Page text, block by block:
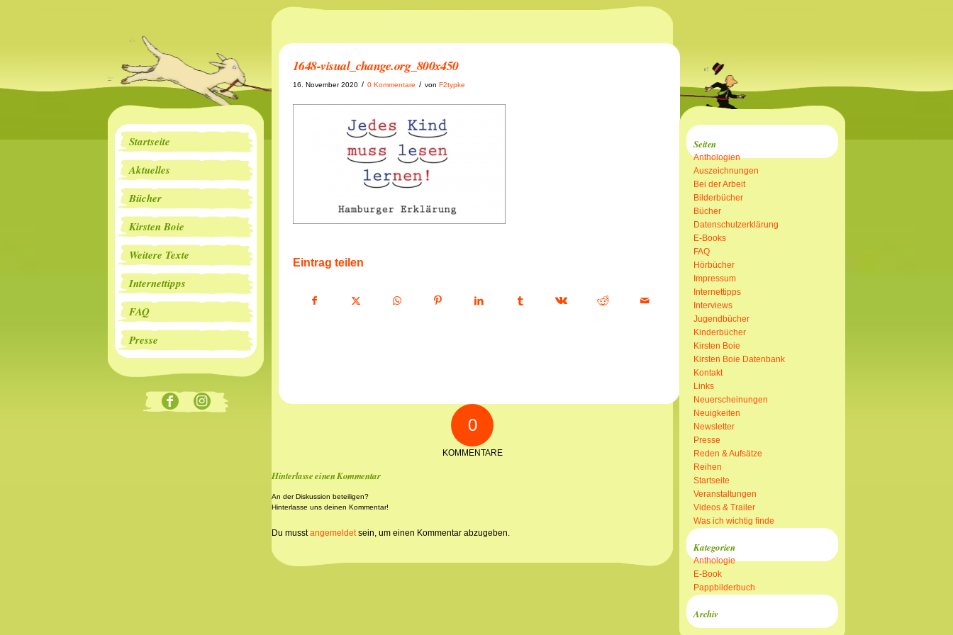
Startseite
Aktuelles
Bücher
Kirsten Boie
Weitere Texte
Internettipps
FAQ
Presse
1648-visual_change.org_800x450
16. November 2020 / 0 Kommentare / von F2typke
Eintrag teilen
0
KOMMENTARE
Hinterlasse einen Kommentar
An der Diskussion beteiligen?
Hinterlasse uns deinen Kommentar!
Du musstangemeldetsein, um einen Kommentar abzugeben.
Seiten
Anthologien
Auszeichnungen
Bei der Arbeit
Bilderbücher
Bücher
Datenschutzerklärung
E-Books
FAQ
Hörbücher
Impressum
Internettipps
Interviews
Jugendbücher
Kinderbücher
Kirsten Boie
Kirsten Boie Datenbank
Kontakt
Links
Neuerscheinungen
Neuigkeiten
Newsletter
Presse
Reden & Aufsätze
Reihen
Startseite
Veranstaltungen
Videos & Trailer
Was ich wichtig finde
Kategorien
Anthologie
E-Book
Pappbilderbuch
Archiv